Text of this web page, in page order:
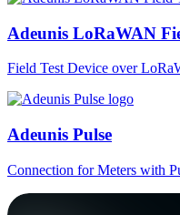
Adeunis LoRaWAN
Field Test Device over
Adeunis Pulse
Connection for Meters with